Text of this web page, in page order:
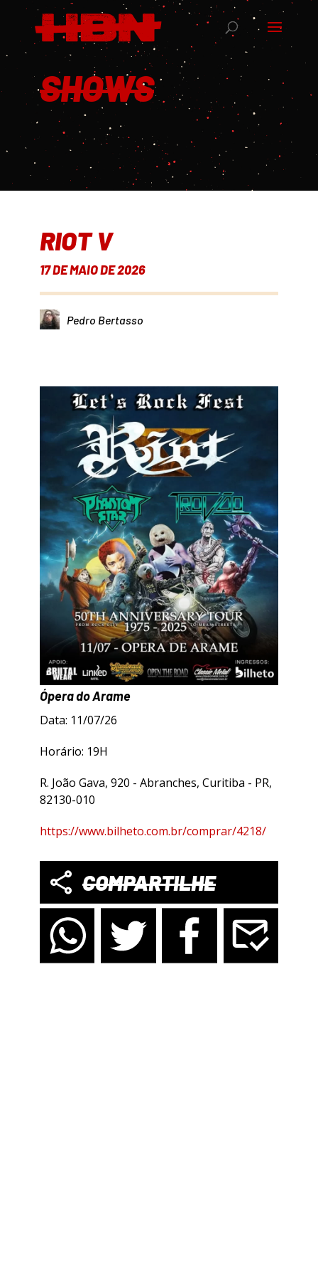
SHOWS
RIOT V
17 DE MAIO DE 2026
Pedro Bertasso
Ópera do Arame
Data: 11/07/26
Horário: 19H
R. João Gava, 920 - Abranches, Curitiba - PR,
82130-010
https://www.bilheto.com.br/comprar/4218/
COMPARTILHE